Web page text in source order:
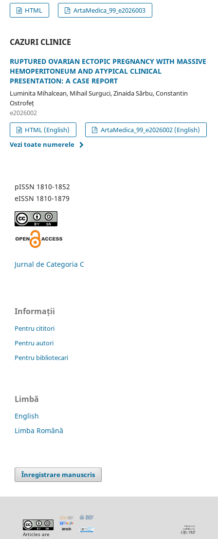
HTML
ArtaMedica_99_e2026003
CAZURI CLINICE
RUPTURED OVARIAN ECTOPIC PREGNANCY WITH MASSIVE
HEMOPERITONEUM AND ATYPICAL CLINICAL
PRESENTATION: A CASE REPORT
Luminita Mihalcean, Mihail Surguci, Zinaida Sârbu, Constantin
Ostrofeț
e2026002
HTML (English)
ArtaMedica_99_e2026002 (English)
Vezi toate numerele
pISSN 1810-1852
eISSN 1810-1879
Jurnal de Categoria C
Informații
Pentru cititori
Pentru autori
Pentru bibliotecari
Limbă
English
Limba Română
Înregistrare manuscris
Articles are